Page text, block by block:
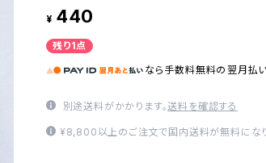
¥ 440
残り1点
なら 手数料無料の 翌月払
別途送料がかかります。送料を確認する
¥8,800以上のご注文で国内送料が無料になり